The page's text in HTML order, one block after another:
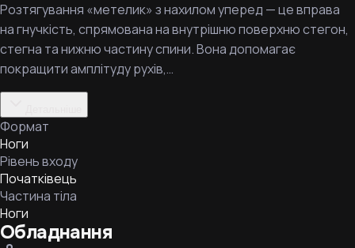
Розтягування «метелик» з нахилом уперед — це вправа
на гнучкість, спрямована на внутрішню поверхню стегон,
стегна та нижню частину спини. Вона допомагає
покращити амплітуду рухів,…
Формат
Ноги
Рівень входу
Початківець
Частина тіла
Ноги
Обладнання